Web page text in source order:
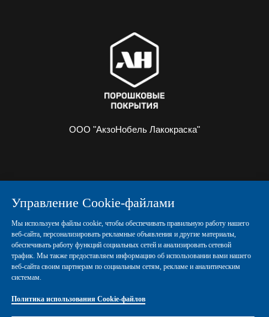
Управление Cookie-файлами
Мы используем файлы cookie, чтобы обеспечивать правильную работу нашего
веб-сайта, персонализировать рекламные объявления и другие материалы,
обеспечивать работу функций социальных сетей и анализировать сетевой
трафик. Мы также предоставляем информацию об использовании вами нашего
веб-сайта своим партнерам по социальным сетям, рекламе и аналитическим
системам.
Политика использования Cookie-файлов
ООО "АкзоНобель Лакокраска"
ПОРОШКОВЫЕ КРАСКИ КОНТАКТЫ
Политика конфиденциальности
Правовые положения